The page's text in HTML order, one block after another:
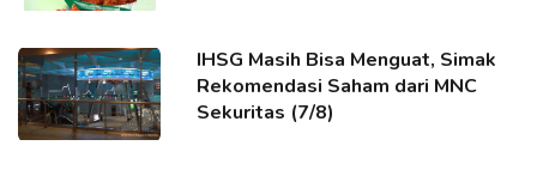
IHSG Masih Bisa Menguat, Simak
Rekomendasi Saham dari MNC
Sekuritas (7/8)